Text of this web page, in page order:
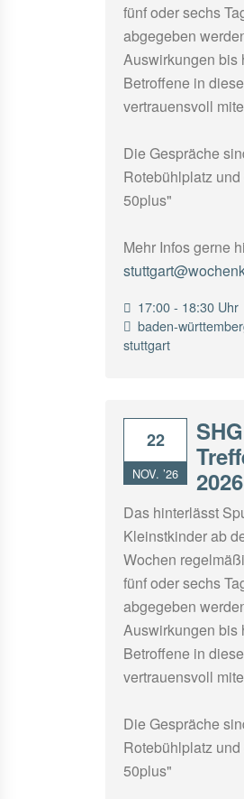
fünf oder sechs
abgegeben
Auswirkungen bis
Betroffene in
vertrauensvoll
Die Gespräche
Rotebühlplatz
50plus"
Mehr Infos gerne
17:00 - 18:30 Uhr
baden-
stuttgart
22
NOV. ’26
2026
Das hinterlässt
Kleinstkinder ab
Wochen
fünf oder sechs
abgegeben
Auswirkungen bis
Betroffene in
vertrauensvoll
Die Gespräche
Rotebühlplatz
50plus"